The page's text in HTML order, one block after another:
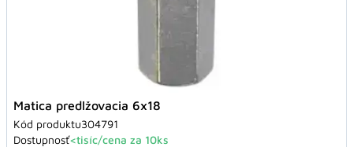
Matica predlžovacia 6x18
Kód produktu304791
Dostupnosť<tisíc/cena za 10ks